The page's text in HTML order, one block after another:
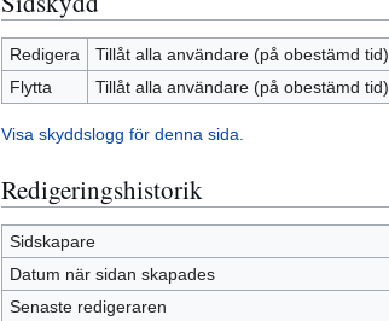
Redigera
Tillåt alla användare (på obestämd tid)
Flytta
Tillåt alla användare (på obestämd tid)
Visa skyddslogg för denna sida.
Redigeringshistorik
Sidskapare
Datum när sidan skapades
Senaste redigeraren